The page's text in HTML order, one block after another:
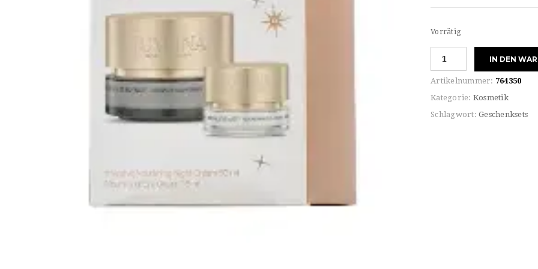
Vorrätig
NOURISHING
Menge
IN DEN
Artikelnummer: 764350
Kategorie: Kosmetik
Schlagwort: Geschenksets